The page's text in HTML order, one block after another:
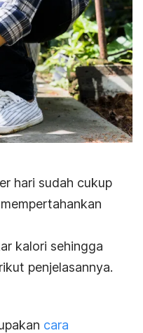
hari sudah cukup
kalori sehingga
penjelasannya.
cara